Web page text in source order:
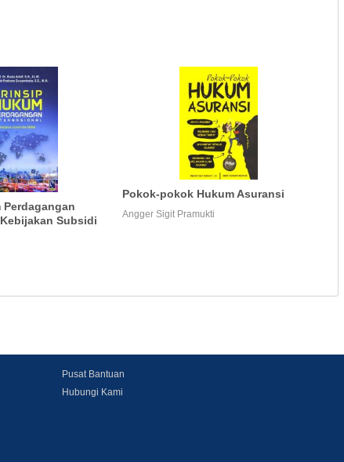
Subsidi
Pokok-pokok Hukum Asuransi
Angger Sigit Pramukti
Pusat Bantuan
Hubungi Kami